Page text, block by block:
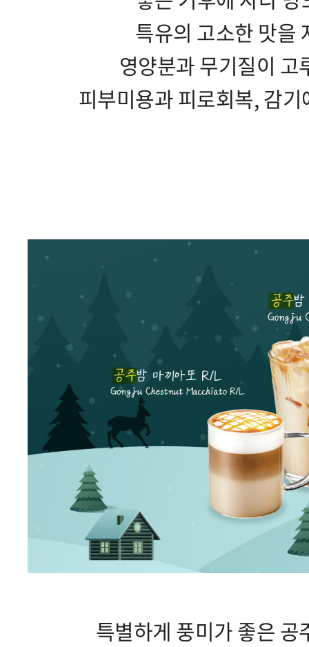
특유의 고소한 맛을
영양분과 무기질이 고
피부미용과 피로회복, 감
특별하게 풍미가 좋은 공